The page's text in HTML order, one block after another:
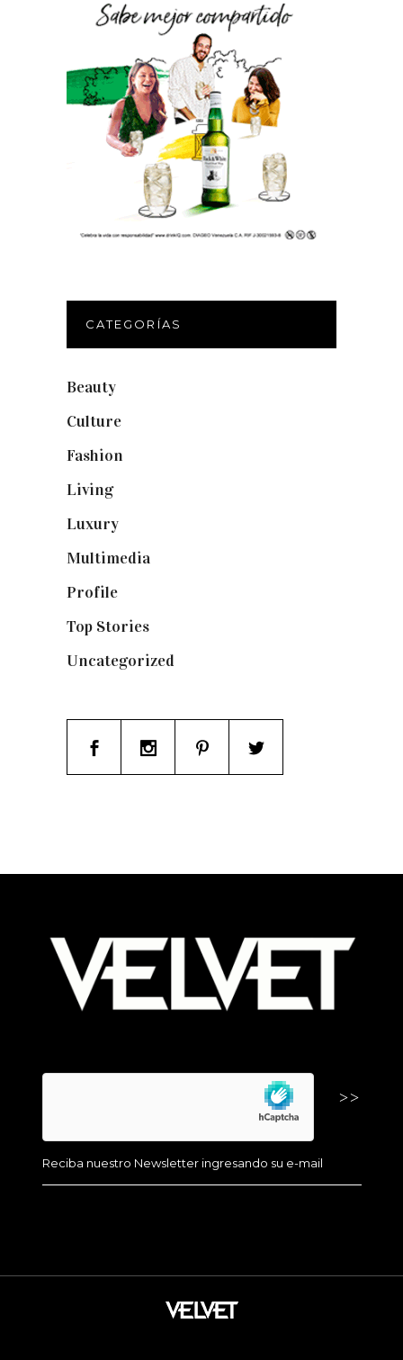
CATEGORÍAS
Beauty
Culture
Fashion
Living(337)
Luxury
Multimedia
Profile
Top Stories
Uncategorized